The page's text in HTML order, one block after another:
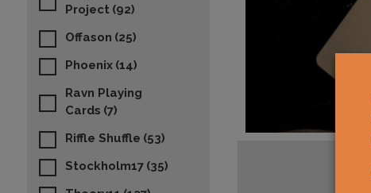
Project (92)
Offason (25)
Phoenix (14)
Ravn Playing
Cards (7)
Riffle Shuffle (53)
Stockholm17 (35)